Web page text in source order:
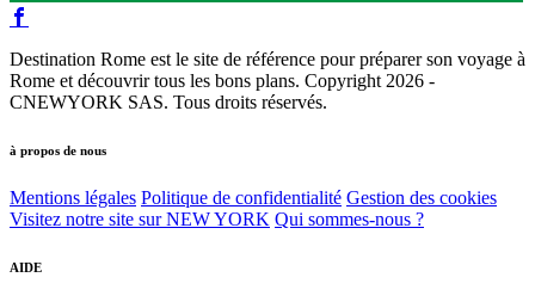
Destination Rome est le site de référence pour préparer son voyage à
Rome et découvrir tous les bons plans. Copyright 2026 -
CNEWYORK SAS. Tous droits réservés.
à propos de nous
Mentions légales Politique de confidentialité Gestion des cookies
Visitez notre site sur NEW YORK Qui sommes-nous ?
AIDE